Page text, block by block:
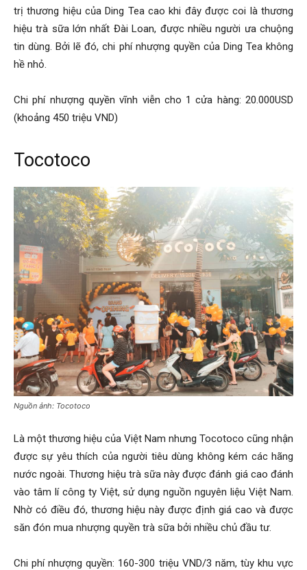
trị thương hiệu của Ding Tea cao khi đây được coi là thương
hiệu trà sữa lớn nhất Đài Loan, được nhiều người ưa chuộng
tin dùng. Bởi lẽ đó, chi phí nhượng quyền của Ding Tea không
hề nhỏ.
Chi phí nhượng quyền vĩnh viễn cho 1 cửa hàng: 20.000USD
(khoảng 450 triệu VND)
Tocotoco
Nguồn ảnh: Tocotoco
Là một thương hiệu của Việt Nam nhưng Tocotoco cũng nhận
được sự yêu thích của người tiêu dùng không kém các hãng
nước ngoài. Thương hiệu trà sữa này được đánh giá cao đánh
vào tâm lí công ty Việt, sử dụng nguồn nguyên liệu Việt Nam.
Nhờ có điều đó, thương hiệu này được định giá cao và được
săn đón mua nhượng quyền trà sữa bởi nhiều chủ đầu tư.
Chi phí nhượng quyền: 160-300 triệu VND/3 năm, tùy khu vực